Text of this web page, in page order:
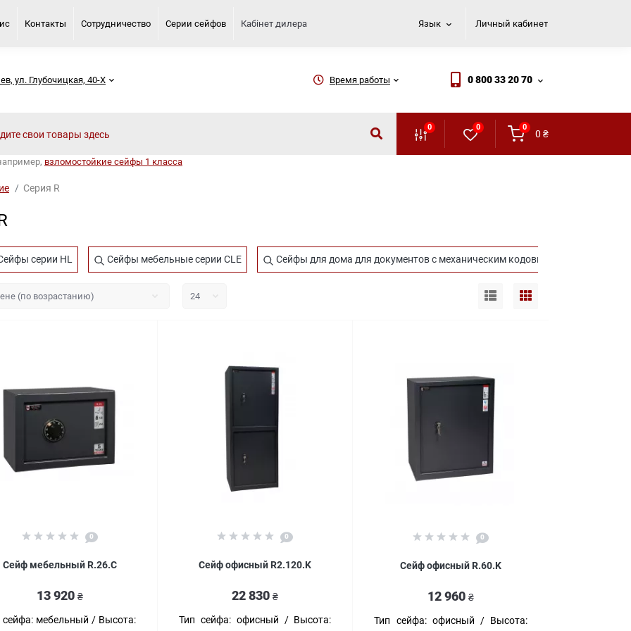
Контакты Сотрудничество Серии сейфов Кабінет дилера Язык Личный кабинет
ул. Глубочицкая, 40-Х Время работы 0 800 33 20 70
0 0 0
0 ₴
взломостойкие сейфы 1 класса
Серия R
серии HL Сейфы мебельные серии CLE Сейфы для дома для документов с механическим кодовым замком
0
Сейф мебельный R.26.C
13 920 ₴
сейфа: мебельный
Высота:
0
Сейф офисный R2.120.K
22 830₴
Тип сейфа: офисный
Высота:
0
Сейф офисный R.60.K
12 960₴
Тип сейфа: офисный
Высота: